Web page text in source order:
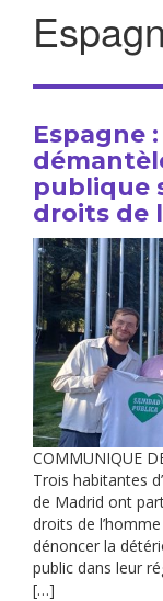
Espagne
publique
droits de
COMMUNIQUE
Trois habitantes
de Madrid ont
droits de
dénoncer la
public dans leur
[…]